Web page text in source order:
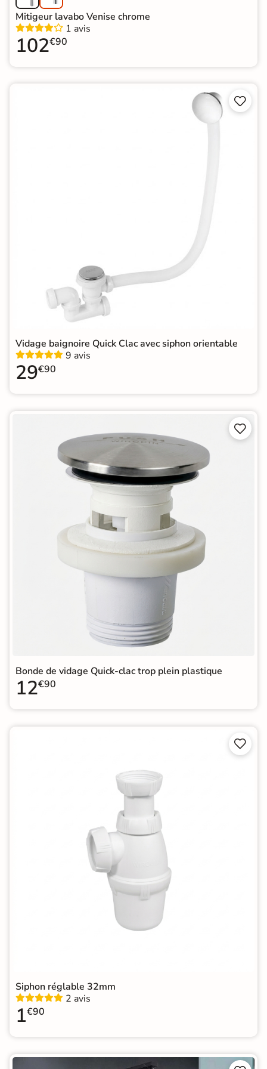
Mitigeur lavabo Venise chrome
1 avis
102€90


Vidage baignoire Quick Clac avec siphon orientable
9 avis
29€90


Bonde de vidage Quick-clac trop plein plastique
12€90


Siphon réglable 32mm
2 avis
1€90